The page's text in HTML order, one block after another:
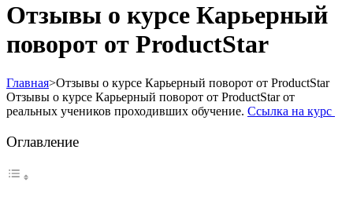
Отзывы о курсе Карьерный
поворот от ProductStar
Главная>Отзывы о курсе Карьерный поворот от ProductStar
Отзывы о курсе Карьерный поворот от ProductStar от
реальных учеников проходивших обучение. Ссылка на курс
Оглавление